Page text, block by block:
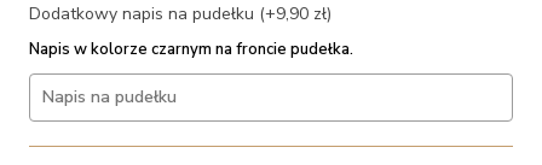
Dodatkowy napis na pudełku (+9,90 zł)
Napis w kolorze czarnym na froncie pudełka.